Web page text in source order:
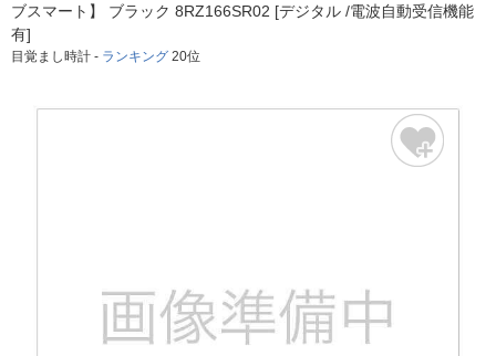
ブスマート】 ブラック 8RZ166SR02 [デジタル /電波自動受信機能
有]
目覚まし時計 - ランキング 20位